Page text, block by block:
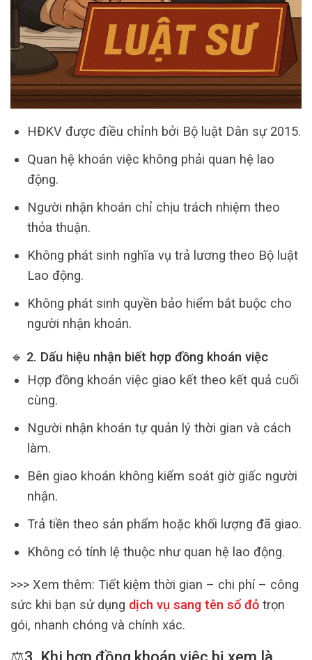
HĐKV được điều chỉnh bởi Bộ luật Dân sự 2015.
Quan hệ khoán việc không phải quan hệ lao
động.
Người nhận khoán chỉ chịu trách nhiệm theo
thỏa thuận.
Không phát sinh nghĩa vụ trả lương theo Bộ luật
Lao động.
Không phát sinh quyền bảo hiểm bắt buộc cho
người nhận khoán.
🔹 2. Dấu hiệu nhận biết hợp đồng khoán việc
Hợp đồng khoán việc giao kết theo kết quả cuối
cùng.
Người nhận khoán tự quản lý thời gian và cách
làm.
Bên giao khoán không kiểm soát giờ giấc người
nhận.
Trả tiền theo sản phẩm hoặc khối lượng đã giao.
Không có tính lệ thuộc như quan hệ lao động.
>>> Xem thêm: Tiết kiệm thời gian – chi phí – công
sức khi bạn sử dụng dịch vụ sang tên sổ đỏ trọn
gói, nhanh chóng và chính xác.